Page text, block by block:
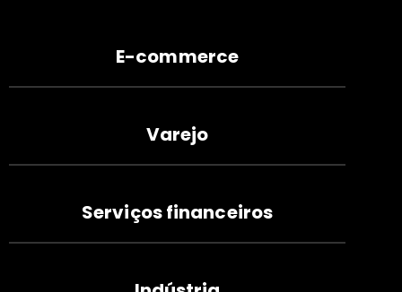
E-commerce
Varejo
Serviços financeiros